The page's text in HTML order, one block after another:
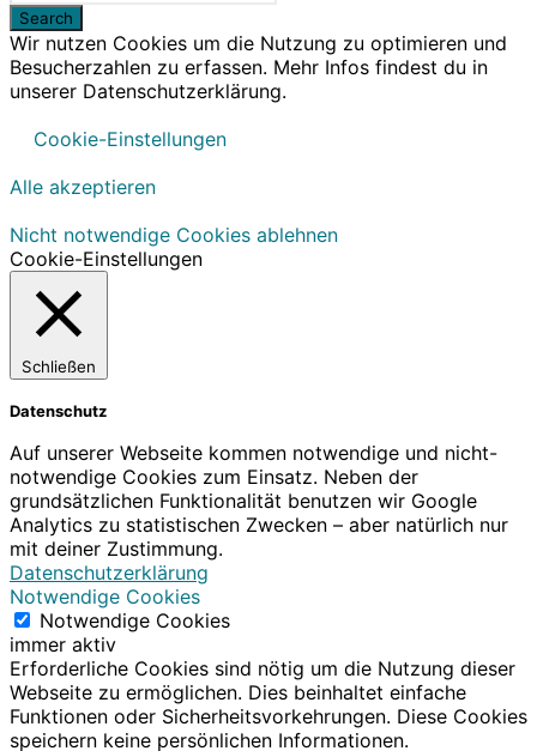
Wir nutzen Cookies um die Nutzung zu optimieren und
Besucherzahlen zu erfassen. Mehr Infos findest du in
unserer Datenschutzerklärung.
Cookie-Einstellungen
Alle akzeptieren
Nicht notwendige Cookies ablehnen
Cookie-Einstellungen
Schließen
Datenschutz
Auf unserer Webseite kommen notwendige und nicht-
notwendige Cookies zum Einsatz. Neben der
grundsätzlichen Funktionalität benutzen wir Google
Analytics zu statistischen Zwecken – aber natürlich nur
mit deiner Zustimmung.
Datenschutzerklärung
Notwendige Cookies
Notwendige Cookies
immer aktiv
Erforderliche Cookies sind nötig um die Nutzung dieser
Webseite zu ermöglichen. Dies beinhaltet einfache
Funktionen oder Sicherheitsvorkehrungen. Diese Cookies
speichern keine persönlichen Informationen.